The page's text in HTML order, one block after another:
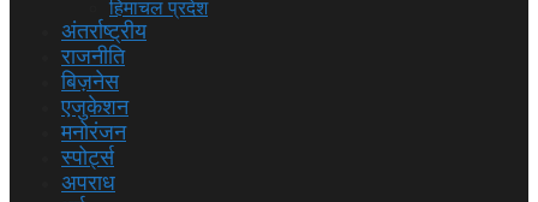
हिमाचल प्रदेश
अंतर्राष्ट्रीय
राजनीति
बिज़नेस
एजुकेशन
मनोरंजन
स्पोर्ट्स
अपराध